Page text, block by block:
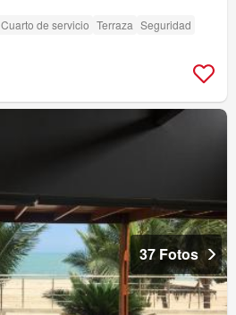
Cuarto de servicio Terraza Seguridad
37 Fotos